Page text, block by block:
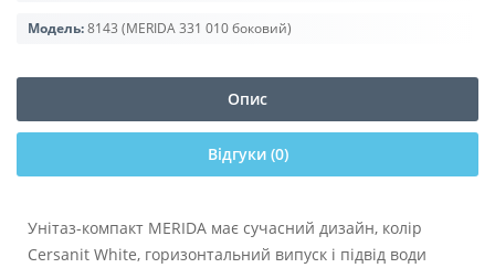
Модель:8143 (MERIDA 331 010 боковий)
Опис
Відгуки (0)
Унітаз-компакт MERIDA має сучасний дизайн, колір
Cersanit White, горизонтальний випуск і підвід води